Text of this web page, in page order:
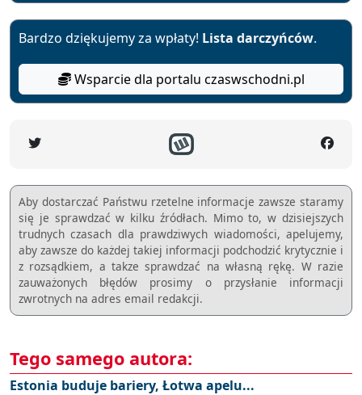
Bardzo dziękujemy za wpłaty! Lista darczyńców.
Wsparcie dla portalu czaswschodni.pl
Aby dostarczać Państwu rzetelne informacje zawsze staramy
się je sprawdzać w kilku źródłach. Mimo to, w dzisiejszych
trudnych czasach dla prawdziwych wiadomości, apelujemy,
aby zawsze do każdej takiej informacji podchodzić krytycznie i
z rozsądkiem, a takze sprawdzać na własną rękę. W razie
zauważonych błędów prosimy o przysłanie informacji
zwrotnych na adres email redakcji.
Tego samego autora:
Estonia buduje bariery, Łotwa apelu...